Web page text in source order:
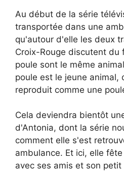
Au début de la série
transportée dans une
qu'autour d'elle les deux
Croix-Rouge discutent du
poule sont le même
poule est le jeune animal,
reproduit comme une
Cela deviendra bientôt
d'Antonia, dont la série
comment elle s'est
ambulance. Et ici, elle
avec ses amis et son